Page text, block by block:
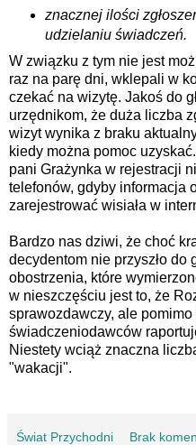
znacznej ilości
udzielaniu świadczeń.
W związku z tym nie jest
raz na parę dni, wklepali w
czekać na wizytę. Jakoś do
urzędnikom, że duża liczba
wizyt wynika z braku
kiedy można pomoc
pani Grażynka w rejestracji
telefonów, gdyby informacja
zarejestrować wisiała w
Bardzo nas dziwi, że choć
decydentom nie przyszło do
obostrzenia, które
w nieszczęściu jest to, że
sprawozdawczy, ale
świadczeniodawców
Niestety wciąż znaczna
"wakacji".
Świat Przychodni Brak